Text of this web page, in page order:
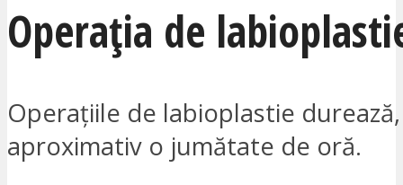
Operația de
Operațiile de labioplastie
aproximativ o jumătate de oră.